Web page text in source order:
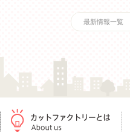
最新情報一覧